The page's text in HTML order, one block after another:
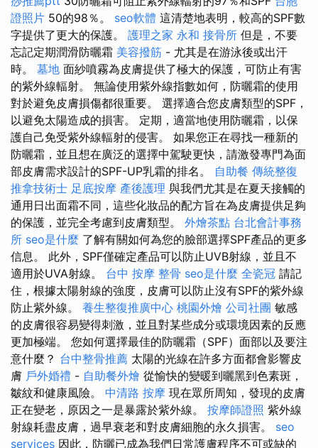
證照片 50的98％。 seo軟體 這清楚地表明，較高的SPF數
字提供了更大的保護。 護理之家 永和 接骨所 但是，不要
忘記定期潤滑防曬霜 美容撥筋 - 尤其是在游泳後或出汗
時。 墓地 面紗噴霧為皮膚提供了極大的保護，可防止有害
的紫外線輻射。 無論使用紫外線指數如何，防曬霜的使用
對於避免皮膚損傷都很重要。 選擇適合您皮膚類型的SPF，
以避免太陽造成的損害。 定期，適當地使用防曬霜，以保
護自己免受紫外線輻射的侵害。 如果您正在尋找一種新的
防曬霜，並且想在廣泛的選擇中駕駛更快，請激發專門為面
部皮膚需求設計的SPF-UP乳霜的排名。 自助餐 傳統整復
推拿技術士 足底按摩 產後護理 與我們尤其是在夏天接觸的
通用日出面霜不同，這些化妝品的配方旨在為皮膚提供足夠
的保護，並完全考慮到皮膚類型。 外燴茶點 台北會計事務
所 seo是什麼 了解有關如何為您的臉部選擇SPF產品的更多
信息。 此外，SPF僅確定產品可以防止UVB射線，並且不
適用於UVA射線。 台中 按摩 整骨 seo是什麼 全瓷冠 請記
住，根據太陽射線的強度，皮膚可以防止沒有SPF的紫外線
防止紫外線。 養生整復推廣中心 桃園外燴 公司社團 敏感
的皮膚很容易變得刺激，並且對某些成分或環境因素的反應
更加極端。 您如何選擇最佳的防曬霜（SPF）面部以及要注
意什麼？ 台中整骨推薦 太陽的光線在許多方面都會影響皮
膚 戶外婚禮 - 自助餐外燴 從愉快的變暖到曬黑到色素斑，
皺紋和健康風險。 中清路 按摩 現在眾所周知，發現的皮膚
正在變老，原因之一是暴露於紫外線。 按摩師證照 紫外線
射線耗盡皮膚，過早衰老和對皮膚細胞的永久損害。 seo
services 因此，防曬已成為我們日常護膚程序不可或缺的